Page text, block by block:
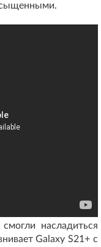
насладиться
Galaxy S21+ с